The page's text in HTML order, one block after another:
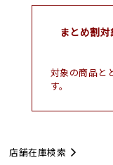
まとめ割
対象の商品と
す。
店舗在庫検索